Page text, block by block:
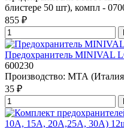
блистере 50 шт), компл -
855 ₽
Предохранитель MINIVAL
600230
Производство: МТА
35 ₽